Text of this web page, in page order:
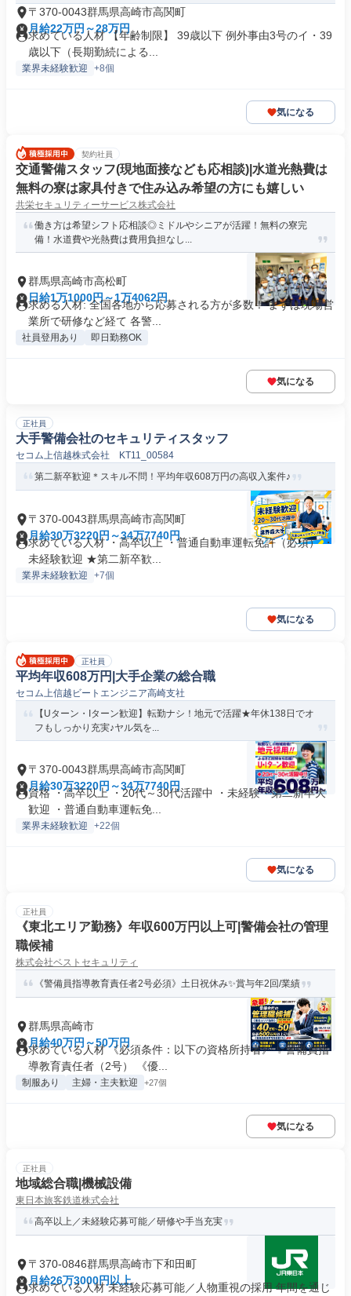
〒370-0043群馬県高崎市高関町
月給22万円～28万円
求めている人材 【年齢制限】 39歳以下 例外事由3号のイ・39
歳以下（長期勤続による...
業界未経験歓迎 +8個
気になる
契約社員
交通警備スタッフ(現地面接なども応相談)|水道光熱費は
無料の寮は家具付きで住み込み希望の方にも嬉しい
共栄セキュリティーサービス株式会社
働き方は希望シフト応相談◎ミドルやシニアが活躍！無料の寮完
備！水道費や光熱費は費用負担なし...
群馬県高崎市高松町
日給1万1000円～1万4062円
求める人材: 全国各地から応募される方が多数！ まずは現場営
業所で研修など経て 各警...
社員登用あり 即日勤務OK
気になる
正社員
大手警備会社のセキュリティスタッフ
セコム上信越株式会社 KT11_00584
第二新卒歓迎＊スキル不問！平均年収608万円の高収入案件♪
〒370-0043群馬県高崎市高関町
月給30万3220円～34万7740円
求めている人材 ・高卒以上 ・普通自動車運転免許（必須） ・
未経験歓迎 ★第二新卒歓...
業界未経験歓迎 +7個
気になる
正社員
平均年収608万円|大手企業の総合職
セコム上信越ビートエンジニア高崎支社
【Uターン・Iターン歓迎】転勤ナシ！地元で活躍★年休138日でオ
フもしっかり充実♪ヤル気を...
〒370-0043群馬県高崎市高関町
月給30万3220円～34万7740円
資格 ・高卒以上 ・20代～30代活躍中 ・未経験・第二新卒大
歓迎 ・普通自動車運転免...
業界未経験歓迎 +22個
気になる
正社員
《東北エリア勤務》年収600万円以上可|警備会社の管理
職候補
株式会社ベストセキュリティ
《警備員指導教育責任者2号必須》土日祝休み✨賞与年2回/業績
群馬県高崎市
月給40万円～50万円
求めている人材 《必須条件：以下の資格所持者》 ✨警備員指
導教育責任者（2号） 《優...
制服あり 主婦・主夫歓迎 +27個
気になる
正社員
地域総合職|機械設備
東日本旅客鉄道株式会社
高卒以上／未経験応募可能／研修や手当充実
〒370-0846群馬県高崎市下和田町
月給26万3000円以上
求めている人材 未経験応募可能／人物重視の採用 年間を通じ